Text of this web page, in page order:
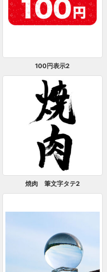
100円表示2
焼肉 筆文字タテ2